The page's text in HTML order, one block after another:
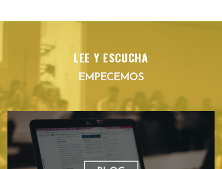
LEE Y ESCUCHA
EMPECEMOS